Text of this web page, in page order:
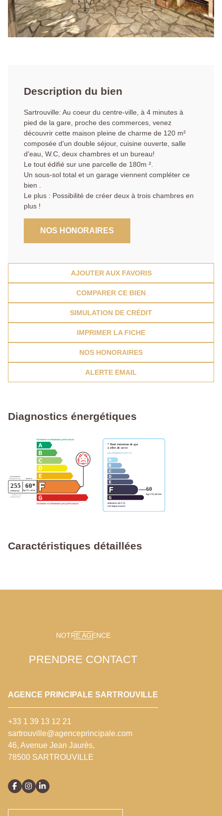
Description du bien
Sartrouville: Au coeur du centre-ville, à 4 minutes à
pied de la gare, proche des commerces, venez
découvrir cette maison pleine de charme de 120 m²
composée d'un double séjour, cuisine ouverte, salle
d'eau, W.C, deux chambres et un bureau!
Le tout édifié sur une parcelle de 180m ².
Un sous-sol total et un garage viennent compléter ce
bien .
Le plus : Possibilité de créer deux à trois chambres en
plus !
NOS HONORAIRES
AJOUTER AUX FAVORIS
COMPARER CE BIEN
SIMULATION DE CRÉDIT
IMPRIMER LA FICHE
NOS HONORAIRES
ALERTE EMAIL
Diagnostics énergétiques
Caractéristiques détaillées
NOTRE AGENCE
PRENDRE CONTACT
AGENCE PRINCIPALE SARTROUVILLE
+33 1 39 13 12 21
sartrouville@agenceprincipale.com
46, Avenue Jean Jaurès,
78500 SARTROUVILLE